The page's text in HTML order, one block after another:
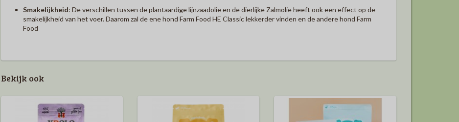
Smakelijkheid: De verschillen tussen de plantaardige lijnzaadolie en de dierlijke Zalmolie heeft ook een effect op de
smakelijkheid van het voer. Daarom zal de ene hond Farm Food HE Classic lekkerder vinden en de andere hond Farm
Food
Bekijk ook